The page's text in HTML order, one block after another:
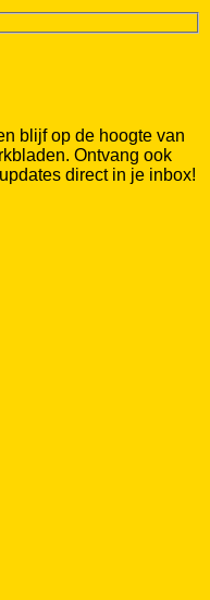
blijf op de hoogte van
Ontvang ook
direct in je inbox!